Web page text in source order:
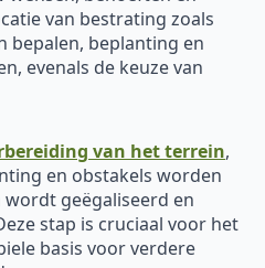
van bestrating zoals
bepalen, beplanting en
evenals de keuze van
van het terrein,
en obstakels worden
geëgaliseerd en
stap is cruciaal voor het
basis voor verdere